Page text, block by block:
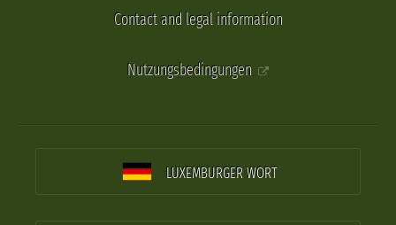
Contact and legal information
Nutzungsbedingungen
LUXEMBURGER WORT